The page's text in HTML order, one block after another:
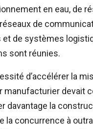
en eau, de
de
de systèmes
sont réunies.
d’accélérer la
devait
davantage la
concurrence à